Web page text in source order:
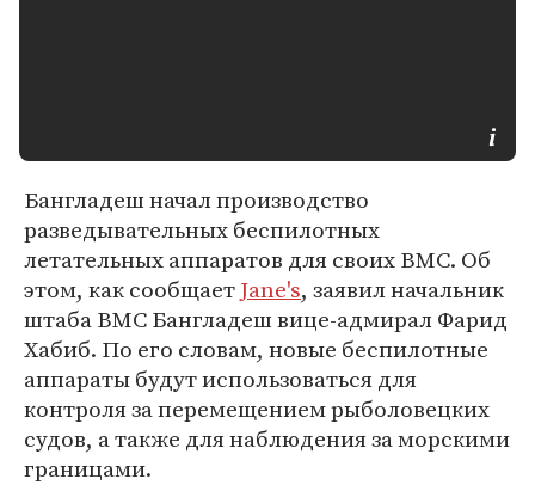
Бангладеш начал производство
разведывательных беспилотных
летательных аппаратов для своих ВМС. Об
этом, как сообщаетJane's, заявил начальник
штаба ВМС Бангладеш вице-адмирал Фарид
Хабиб. По его словам, новые беспилотные
аппараты будут использоваться для
контроля за перемещением рыболовецких
судов, а также для наблюдения за морскими
границами.